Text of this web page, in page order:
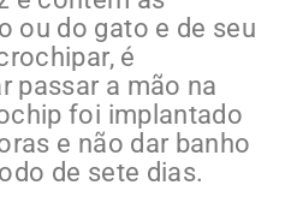
ou do gato e de seu
é
passar a mão na
foi implantado
e não dar banho
de sete dias.